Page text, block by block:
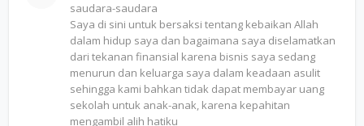
saudara-saudara
Saya di sini untuk bersaksi tentang kebaikan Allah
dalam hidup saya dan bagaimana saya diselamatkan
dari tekanan finansial karena bisnis saya sedang
menurun dan keluarga saya dalam keadaan asulit
sehingga kami bahkan tidak dapat membayar uang
sekolah untuk anak-anak, karena kepahitan
mengambil alih hatiku